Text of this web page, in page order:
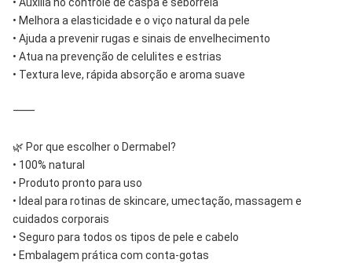
• Auxilia no controle de caspa e seborreia
• Melhora a elasticidade e o viço natural da pele
• Ajuda a prevenir rugas e sinais de envelhecimento
• Atua na prevenção de celulites e estrias
• Textura leve, rápida absorção e aroma suave
⸻
🌿 Por que escolher o Dermabel?
• 100% natural
• Produto pronto para uso
• Ideal para rotinas de skincare, umectação, massagem e
cuidados corporais
• Seguro para todos os tipos de pele e cabelo
• Embalagem prática com conta-gotas